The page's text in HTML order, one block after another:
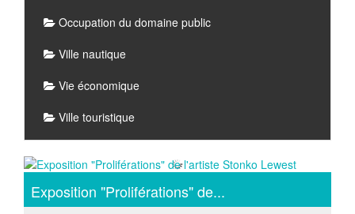
Occupation du domaine public
Ville nautique
Vie économique
Ville touristique
Articles
Exposition "Proliférations" de...